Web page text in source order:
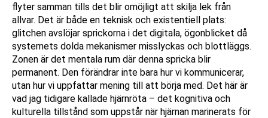
flyter samman tills det blir omöjligt att skilja lek från
allvar. Det är både en teknisk och existentiell plats:
glitchen avslöjar sprickorna i det digitala, ögonblicket då
systemets dolda mekanismer misslyckas och blottläggs.
Zonen är det mentala rum där denna spricka blir
permanent. Den förändrar inte bara hur vi kommunicerar,
utan hur vi uppfattar mening till att börja med. Det här är
vad jag tidigare kallade hjärnröta – det kognitiva och
kulturella tillstånd som uppstår när hjärnan marinerats för